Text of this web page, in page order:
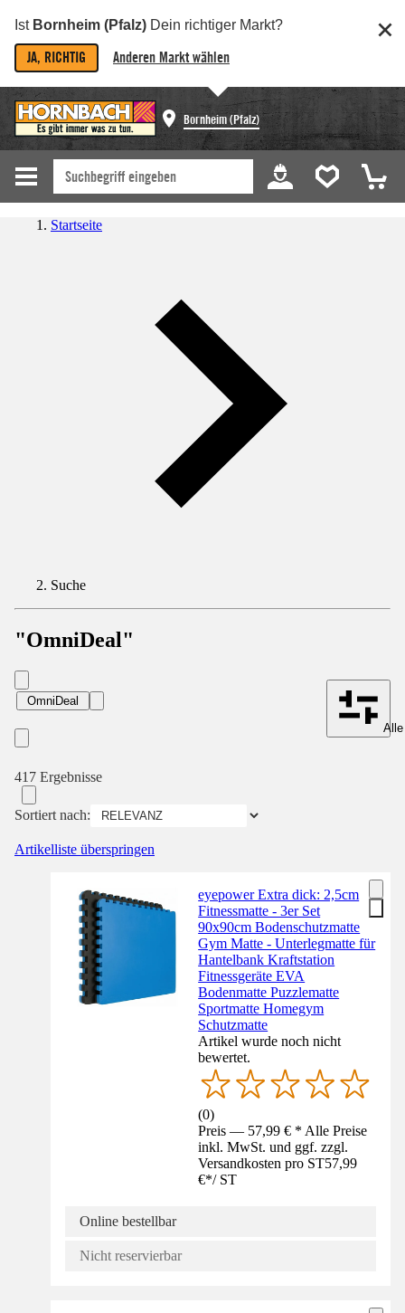
Ist Bornheim (Pfalz) Dein richtiger Markt?
JA, RICHTIG Anderen Markt wählen
Bornheim (Pfalz)
Startseite
Suche
"OmniDeal"
OmniDeal
417 Ergebnisse
Sortiert nach:
Artikelliste überspringen
eyepower Extra dick: 2,5cm
Fitnessmatte - 3er Set
90x90cm Bodenschutzmatte
Gym Matte - Unterlegmatte für
Hantelbank Kraftstation
Fitnessgeräte EVA
Bodenmatte Puzzlematte
Sportmatte Homegym
Schutzmatte
Artikel wurde noch nicht
bewertet.
(0)
Preis — 57,99 € * Alle Preise
inkl. MwSt. und ggf. zzgl.
Versandkosten pro ST57,99
€*/ ST
Online bestellbar
Nicht reservierbar